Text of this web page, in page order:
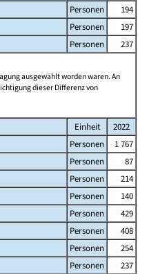
Personen
194
Personen
197
Personen
237
ausgewählt worden waren. An
dieser Differenz von
Einheit
2022
Personen
1 767
Personen
87
Personen
214
Personen
140
Personen
429
Personen
408
Personen
254
Personen
237